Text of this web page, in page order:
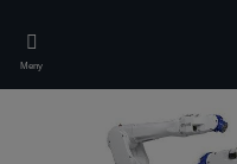
main
content
Meny